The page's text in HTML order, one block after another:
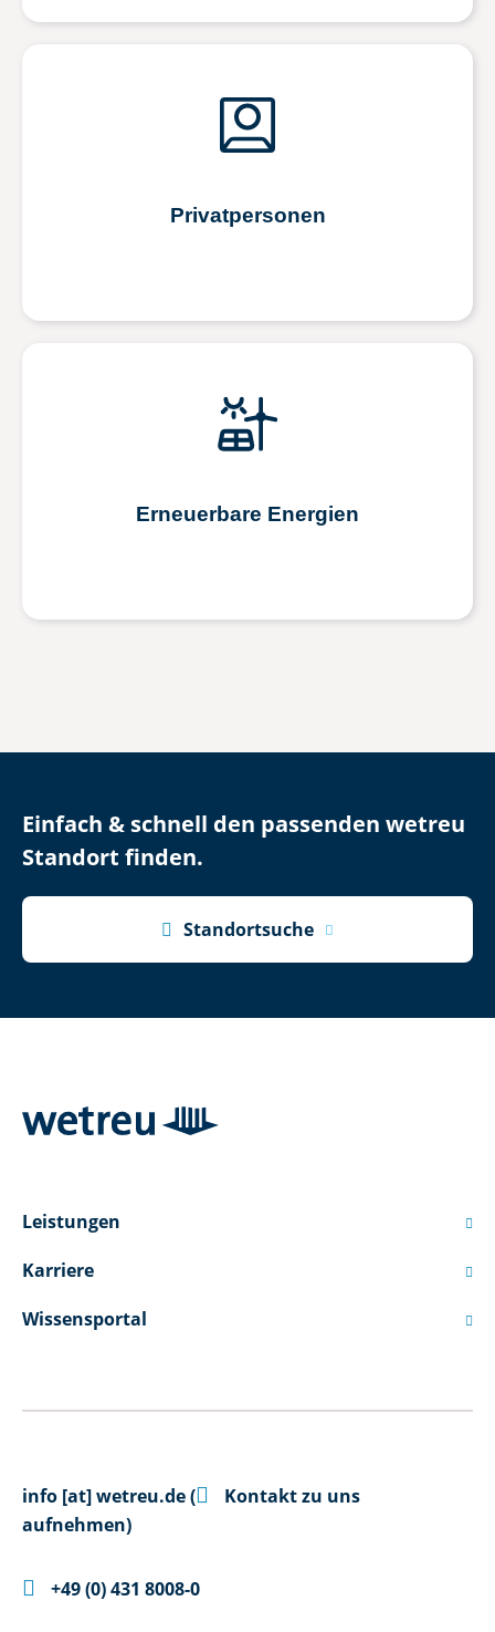
Privatpersonen
Erneuerbare Energien
Einfach & schnell den passenden wetreu
Standort finden.
 Standortsuche
Leistungen 
Karriere 
Wissensportal 
info [at]wetreu.de(
Kontakt zu uns
aufnehmen)
 +49 (0) 431 8008-0